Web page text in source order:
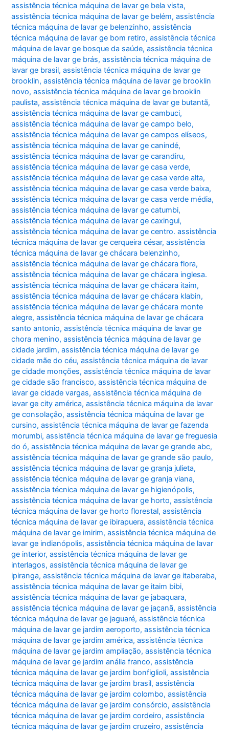
assistência técnica máquina de lavar ge bela vista,
assistência técnica máquina de lavar ge belém,assistência
técnica máquina de lavar ge belenzinho,assistência
técnica máquina de lavar ge bom retiro,assistência técnica
máquina de lavar ge bosque da saúde,assistência técnica
máquina de lavar ge brás,assistência técnica máquina de
lavar ge brasil,assistência técnica máquina de lavar ge
brooklin,assistência técnica máquina de lavar ge brooklin
novo,assistência técnica máquina de lavar ge brooklin
paulista,assistência técnica máquina de lavar ge butantã,
assistência técnica máquina de lavar ge cambuci,
assistência técnica máquina de lavar ge campo belo,
assistência técnica máquina de lavar ge campos elíseos,
assistência técnica máquina de lavar ge canindé,
assistência técnica máquina de lavar ge carandiru,
assistência técnica máquina de lavar ge casa verde,
assistência técnica máquina de lavar ge casa verde alta,
assistência técnica máquina de lavar ge casa verde baixa,
assistência técnica máquina de lavar ge casa verde média,
assistência técnica máquina de lavar ge catumbi,
assistência técnica máquina de lavar ge caxingui,
assistência técnica máquina de lavar ge centro. assistência
técnica máquina de lavar ge cerqueira césar,assistência
técnica máquina de lavar ge chácara belenzinho,
assistência técnica máquina de lavar ge chácara flora,
assistência técnica máquina de lavar ge chácara inglesa.
assistência técnica máquina de lavar ge chácara itaim,
assistência técnica máquina de lavar ge chácara klabin,
assistência técnica máquina de lavar ge chácara monte
alegre,assistência técnica máquina de lavar ge chácara
santo antonio,assistência técnica máquina de lavar ge
chora menino,assistência técnica máquina de lavar ge
cidade jardim,assistência técnica máquina de lavar ge
cidade mãe do céu,assistência técnica máquina de lavar
ge cidade monções,assistência técnica máquina de lavar
ge cidade são francisco,assistência técnica máquina de
lavar ge cidade vargas,assistência técnica máquina de
lavar ge city américa,assistência técnica máquina de lavar
ge consolação,assistência técnica máquina de lavar ge
cursino,assistência técnica máquina de lavar ge fazenda
morumbi,assistência técnica máquina de lavar ge freguesia
do ó,assistência técnica máquina de lavar ge grande abc,
assistência técnica máquina de lavar ge grande são paulo,
assistência técnica máquina de lavar ge granja julieta,
assistência técnica máquina de lavar ge granja viana,
assistência técnica máquina de lavar ge higienópolis,
assistência técnica máquina de lavar ge horto,assistência
técnica máquina de lavar ge horto florestal,assistência
técnica máquina de lavar ge ibirapuera,assistência técnica
máquina de lavar ge imirim,assistência técnica máquina de
lavar ge indianópolis,assistência técnica máquina de lavar
ge interior,assistência técnica máquina de lavar ge
interlagos,assistência técnica máquina de lavar ge
ipiranga,assistência técnica máquina de lavar ge itaberaba,
assistência técnica máquina de lavar ge itaim bibi,
assistência técnica máquina de lavar ge jabaquara,
assistência técnica máquina de lavar ge jaçanã,assistência
técnica máquina de lavar ge jaguaré,assistência técnica
máquina de lavar ge jardim aeroporto,assistência técnica
máquina de lavar ge jardim américa,assistência técnica
máquina de lavar ge jardim ampliação,assistência técnica
máquina de lavar ge jardim anália franco,assistência
técnica máquina de lavar ge jardim bonfiglioli,assistência
técnica máquina de lavar ge jardim brasil,assistência
técnica máquina de lavar ge jardim colombo,assistência
técnica máquina de lavar ge jardim consórcio,assistência
técnica máquina de lavar ge jardim cordeiro,assistência
técnica máquina de lavar ge jardim cruzeiro,assistência